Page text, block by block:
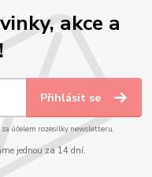
akce a
Přihlásit se
za účelem rozesílky newsletteru.
jednou za 14 dní.